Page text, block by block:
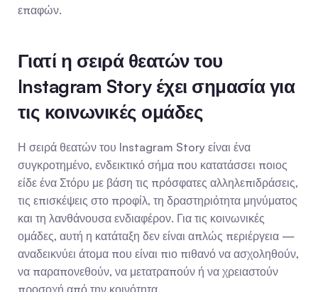
επαφών.
Γιατί η σειρά θεατών του
Instagram Story έχει σημασία για
τις κοινωνικές ομάδες
Η σειρά θεατών του Instagram Story είναι ένα
συγκροτημένο, ενδεικτικό σήμα που κατατάσσει ποιος
είδε ένα Στόρυ με βάση τις πρόσφατες αλληλεπιδράσεις,
τις επισκέψεις στο προφίλ, τη δραστηριότητα μηνύματος
και τη λανθάνουσα ενδιαφέρον. Για τις κοινωνικές
ομάδες, αυτή η κατάταξη δεν είναι απλώς περιέργεια —
αναδεικνύει άτομα που είναι πιο πιθανό να ασχοληθούν,
να παραπονεθούν, να μετατραπούν ή να χρειαστούν
προσοχή από την κοινότητα.